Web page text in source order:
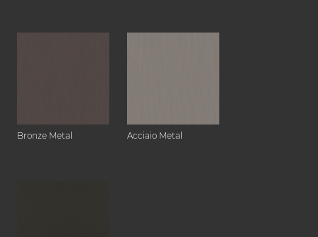
Bronze Metal Acciaio Metal